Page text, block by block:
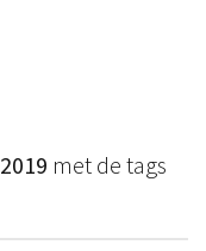
2019 met de tags